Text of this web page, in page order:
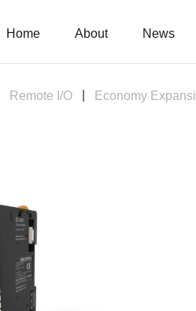
Home About News
Remote I/O Economy